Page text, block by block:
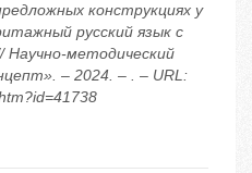
конструкциях у
русский язык с
методический
– 2024. – . – URL: